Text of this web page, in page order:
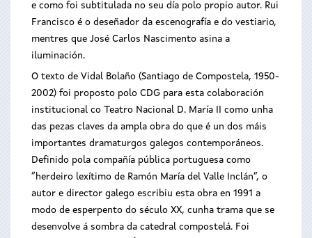
e como foi subtitulada no seu día polo propio autor. Rui
Francisco é o deseñador da escenografía e do vestiario,
mentres que José Carlos Nascimento asina a
iluminación.
O texto de Vidal Bolaño (Santiago de Compostela, 1950-
2002) foi proposto polo CDG para esta colaboración
institucional co Teatro Nacional D. María II como unha
das pezas claves da ampla obra do que é un dos máis
importantes dramaturgos galegos contemporáneos.
Definido pola compañía pública portuguesa como
“herdeiro lexítimo de Ramón María del Valle Inclán”, o
autor e director galego escribiu esta obra en 1991 a
modo de esperpento do século XX, cunha trama que se
desenvolve á sombra da catedral compostelá. Foi